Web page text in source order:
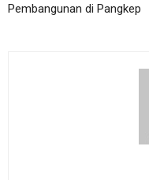
Pembangunan di Pangkep